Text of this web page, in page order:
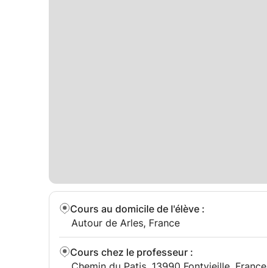
Cours au domicile de l'élève :
Autour de Arles, France
Cours chez le professeur :